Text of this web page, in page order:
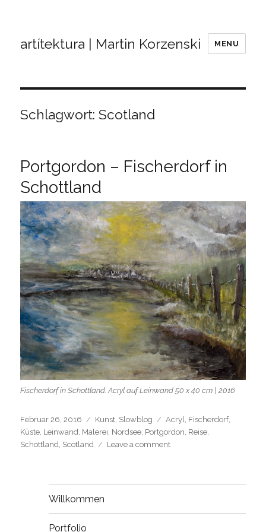
artítektura | Martin Korzenski MENU
Schlagwort:Scotland
Portgordon – Fischerdorf in
Schottland
Fischerdorf in Schottland. Acryl auf Leinwand 50 x 40 cm | 2016
Posted
on
Februar 26, 2016 Categories
Kunst, Slowblog Tags
Acryl, Fischerdorf,
Küste, Leinwand, Malerei, Nordsee, Portgordon, Reise,
Schottland, Scotland Leave a commenton
Willkommen
Portfolio